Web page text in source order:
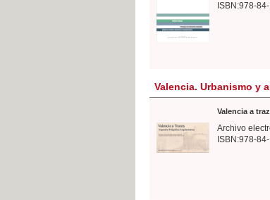
ISBN:978-
Valencia. Urbanismo y
Valencia a
Archivo
ISBN:978-